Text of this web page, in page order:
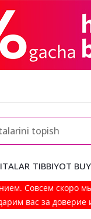
TIBBIYOT
Совсем
вас за